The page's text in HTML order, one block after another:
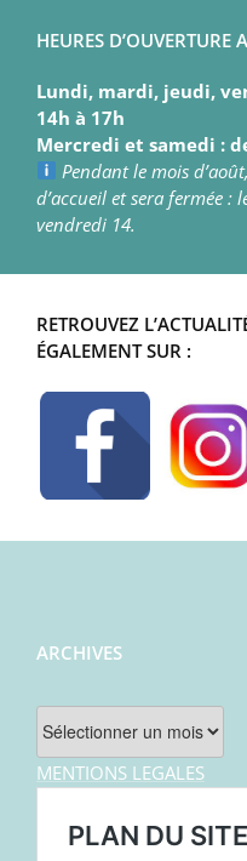
HEURES
Lundi, mardi, jeudi,
14h à 17h
Mercredi et samedi :
Pendant le mois
d’accueil et sera fermée :
vendredi 14.
RETROUVEZ
ÉGALEMENT SUR :
ARCHIVES
Archives
MENTIONS LEGALES